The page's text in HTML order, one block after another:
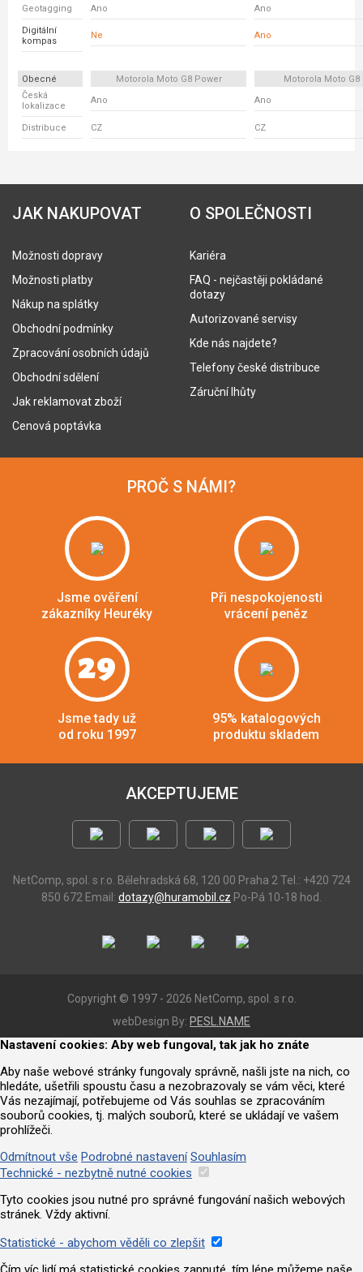
Geotagging
Ano Ano
Digitální
kompas
Ne Ano
Obecné Motorola Moto G8 Power
Motorola Moto G8
Česká
lokalizace
Ano Ano
Distribuce CZ CZ
JAK NAKUPOVAT
Možnosti dopravy
Možnosti platby
Nákup na splátky
Obchodní podmínky
Zpracování osobních údajů
Obchodní sdělení
Jak reklamovat zboží
Cenová poptávka
O SPOLEČNOSTI
Kariéra
FAQ - nejčastěji pokládané
dotazy
Autorizované servisy
Kde nás najdete?
Telefony české distribuce
Záruční lhůty
PROČ S NÁMI?
Jsme ověření
zákazníky Heuréky
Při nespokojenosti
vrácení peněz
29
Jsme tady už
od roku 1997
95% katalogových
produktu skladem
AKCEPTUJEME
NetComp, spol. s r.o. Bělehradská 68, 120 00 Praha 2 Tel.: +420 724
850 672 Email: dotazy@huramobil.cz Po-Pá 10-18 hod.
Copyright © 1997 - 2026 NetComp, spol. s r.o.
webDesign By: PESL.NAME
Nastavení cookies: Aby web fungoval, tak jak ho znáte
Aby naše webové stránky fungovaly správně, našli jste na nich, co
hledáte, ušetřili spoustu času a nezobrazovaly se vám věci, které
Vás nezajímají, potřebujeme od Vás souhlas se zpracováním
souborů cookies, tj. malých souborů, které se ukládají ve vašem
prohlížeči.
Odmítnout vše Podrobné nastavení Souhlasím
Technické - nezbytně nutné cookies
Tyto cookies jsou nutné pro správné fungování našich webových
stránek. Vždy aktivní.
Statistické - abychom věděli co zlepšit